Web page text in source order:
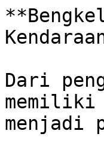
Dari
memiliki
menjadi